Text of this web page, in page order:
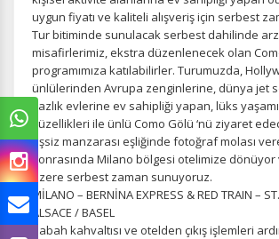
uygun fiyatı ve kaliteli alışveriş için serbest
Tur bitiminde sunulacak serbest dahilinde
misafirlerimiz, ekstra düzenlenecek olan
programımıza katılabilirler. Turumuzda,
ünlülerinden Avrupa zenginlerine, dünya jet
yazlık evlerine ev sahipliği yapan, lüks
güzellikleri ile ünlü Como Gölü ‘nü ziyaret
eşsiz manzarası eşliğinde fotoğraf molası
sonrasında Milano bölgesi otelimize
üzere serbest zaman sunuyoruz.
MİLANO – BERNİNA EXPRESS & RED TRAIN –
ALSACE / BASEL
Sabah kahvaltısı ve otelden çıkış işlemleri